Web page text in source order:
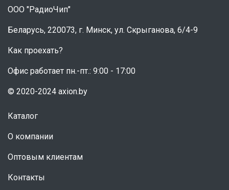
ООО "РадиоЧип"
Беларусь, 220073, г. Минск, ул. Скрыганова, 6/4-9
Как проехать?
Офис работает пн.-пт.: 9:00 - 17:00
© 2020-2024 axion.by
Каталог
О компании
Оптовым клиентам
Контакты